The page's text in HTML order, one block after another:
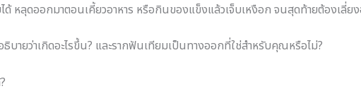
ลุดออกมาตอนเคี้ยวอาหาร หรือกินของแข็งแล้วเจ็บเหงือก จนสุดท้ายต้องเลี่ยง
ยว่าเกิดอะไรขึ้น? และรากฟันเทียมเป็นทางออกที่ใช่สำหรับคุณหรือไม่?